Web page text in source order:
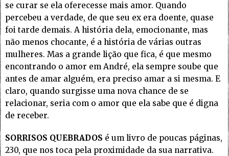
se curar se ela oferecesse mais amor. Quando
percebeu a verdade, de que seu ex era doente, quase
foi tarde demais. A história dela, emocionante, mas
não menos chocante, é a história de várias outras
mulheres. Mas a grande lição que fica, é que mesmo
encontrando o amor em André, ela sempre soube que
antes de amar alguém, era preciso amar a si mesma. E
claro, quando surgisse uma nova chance de se
relacionar, seria com o amor que ela sabe que é digna
de receber.
SORRISOS QUEBRADOS é um livro de poucas páginas,
230, que nos toca pela proximidade da sua narrativa.